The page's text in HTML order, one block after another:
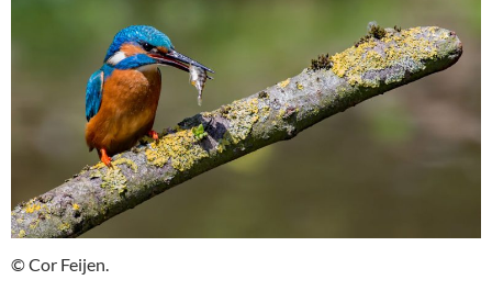
© Cor Feijen.